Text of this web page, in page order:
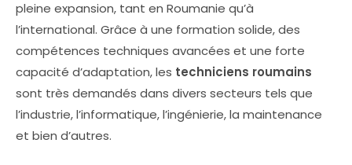
pleine expansion, tant en Roumanie qu’à
l’international. Grâce à une formation solide, des
compétences techniques avancées et une forte
capacité d’adaptation, les techniciens roumains
sont très demandés dans divers secteurs tels que
l’industrie, l’informatique, l’ingénierie, la maintenance
et bien d’autres.